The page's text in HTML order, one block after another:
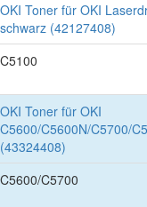
OKI Toner für OKI
schwarz (42127408)
C5100
OKI Toner für OKI
C5600/C5600N/C5700/
(43324408)
C5600/C5700